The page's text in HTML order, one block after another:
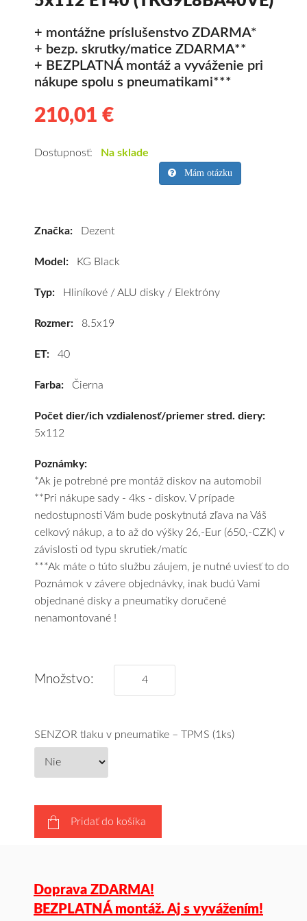
+ montážne príslušenstvo ZDARMA*
+ bezp. skrutky/matice ZDARMA**
+ BEZPLATNÁ montáž a vyváženie pri
nákupe spolu s pneumatikami***
210,01 €
Dezent
ET40
za
cenu
pneumatiky
pošleme
zadarmo.
Dostupnosť: Na sklade
Mám otázku
Značka: Dezent
Model: KG Black
Typ: Hliníkové / ALU disky / Elektróny
Rozmer: 8.5x19
ET: 40
Farba: Čierna
Počet dier/ich vzdialenosť/priemer stred. diery:
5x112
Poznámky:
*Ak je potrebné pre montáž diskov na automobil
**Pri nákupe sady - 4ks - diskov. V prípade
nedostupnosti Vám bude poskytnutá zľava na Váš
celkový nákup, a to až do výšky 26,-Eur (650,-CZK) v
závislosti od typu skrutiek/matíc
***Ak máte o túto službu záujem, je nutné uviesť to do
Poznámok v závere objednávky, inak budú Vami
objednané disky a pneumatiky doručené
nenamontované !
Množstvo:
SENZOR tlaku v pneumatike – TPMS (1ks)
Pridať do košíka
Doprava ZDARMA!
BEZPLATNÁ montáž. Aj s vyvážením!